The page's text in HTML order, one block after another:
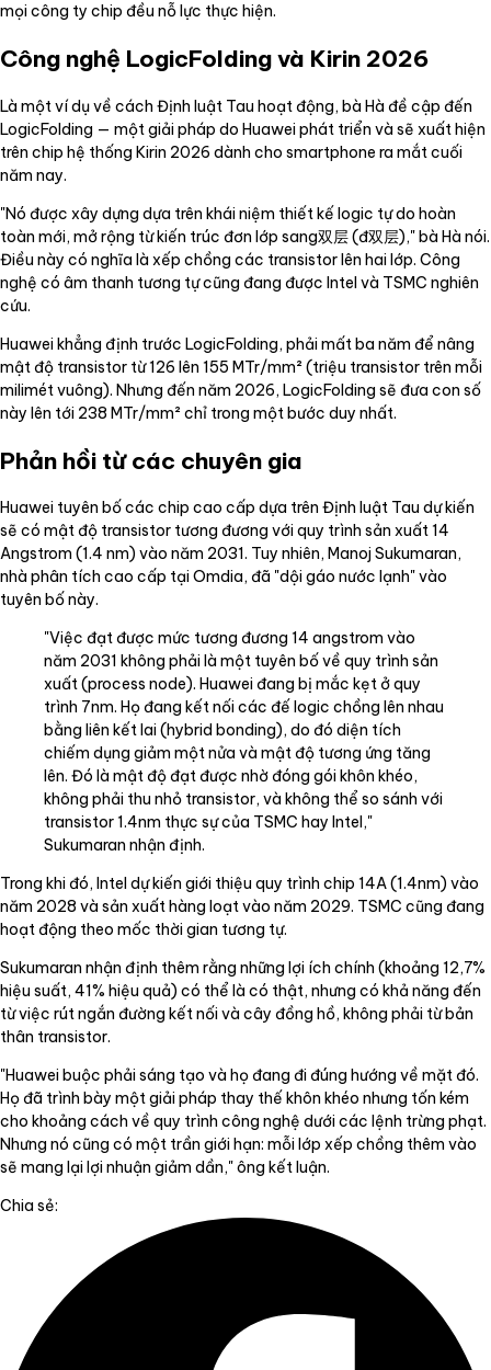
mọi công ty chip đều nỗ lực thực hiện.
Công nghệ LogicFolding và Kirin 2026
Là một ví dụ về cách Định luật Tau hoạt động, bà Hà đề cập đến
LogicFolding — một giải pháp do Huawei phát triển và sẽ xuất hiện
trên chip hệ thống Kirin 2026 dành cho smartphone ra mắt cuối
năm nay.
"Nó được xây dựng dựa trên khái niệm thiết kế logic tự do hoàn
toàn mới, mở rộng từ kiến trúc đơn lớp sang双层 (đ双层)," bà Hà nói.
Điều này có nghĩa là xếp chồng các transistor lên hai lớp. Công
nghệ có âm thanh tương tự cũng đang được Intel và TSMC nghiên
cứu.
Huawei khẳng định trước LogicFolding, phải mất ba năm để nâng
mật độ transistor từ 126 lên 155 MTr/mm² (triệu transistor trên mỗi
milimét vuông). Nhưng đến năm 2026, LogicFolding sẽ đưa con số
này lên tới 238 MTr/mm² chỉ trong một bước duy nhất.
Phản hồi từ các chuyên gia
Huawei tuyên bố các chip cao cấp dựa trên Định luật Tau dự kiến
sẽ có mật độ transistor tương đương với quy trình sản xuất 14
Angstrom (1.4 nm) vào năm 2031. Tuy nhiên, Manoj Sukumaran,
nhà phân tích cao cấp tại Omdia, đã "dội gáo nước lạnh" vào
tuyên bố này.
"Việc đạt được mức tương đương 14 angstrom vào
năm 2031 không phải là một tuyên bố về quy trình sản
xuất (process node). Huawei đang bị mắc kẹt ở quy
trình 7nm. Họ đang kết nối các đế logic chồng lên nhau
bằng liên kết lai (hybrid bonding), do đó diện tích
chiếm dụng giảm một nửa và mật độ tương ứng tăng
lên. Đó là mật độ đạt được nhờ đóng gói khôn khéo,
không phải thu nhỏ transistor, và không thể so sánh với
transistor 1.4nm thực sự của TSMC hay Intel,"
Sukumaran nhận định.
Trong khi đó, Intel dự kiến giới thiệu quy trình chip 14A (1.4nm) vào
năm 2028 và sản xuất hàng loạt vào năm 2029. TSMC cũng đang
hoạt động theo mốc thời gian tương tự.
Sukumaran nhận định thêm rằng những lợi ích chính (khoảng 12,7%
hiệu suất, 41% hiệu quả) có thể là có thật, nhưng có khả năng đến
từ việc rút ngắn đường kết nối và cây đồng hồ, không phải từ bản
thân transistor.
"Huawei buộc phải sáng tạo và họ đang đi đúng hướng về mặt đó.
Họ đã trình bày một giải pháp thay thế khôn khéo nhưng tốn kém
cho khoảng cách về quy trình công nghệ dưới các lệnh trừng phạt.
Nhưng nó cũng có một trần giới hạn: mỗi lớp xếp chồng thêm vào
sẽ mang lại lợi nhuận giảm dần," ông kết luận.
Chia sẻ: